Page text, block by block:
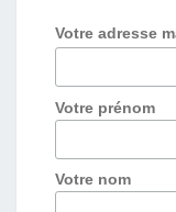
Votre adresse
Votre prénom
Votre nom